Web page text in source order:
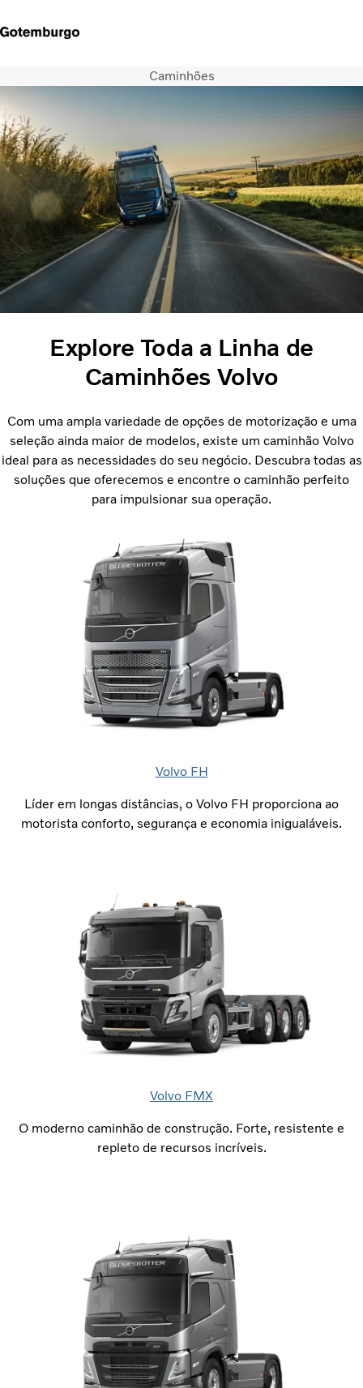
Caminhões
Serviços
Notícias
QUEM SOMOS
CONCESSIONARIAS
ÔNIBUS
FINANCIAMENTO E CONSORCIO
Caminhões
Explore Toda a Linha de
Caminhões Volvo
Com uma ampla variedade de opções de motorização e uma
seleção ainda maior de modelos, existe um caminhão Volvo
ideal para as necessidades do seu negócio. Descubra todas as
soluções que oferecemos e encontre o caminhão perfeito
para impulsionar sua operação.
Volvo FH
Líder em longas distâncias, o Volvo FH proporciona ao
motorista conforto, segurança e economia inigualáveis.
Volvo FMX
O moderno caminhão de construção. Forte, resistente e
repleto de recursos incríveis.